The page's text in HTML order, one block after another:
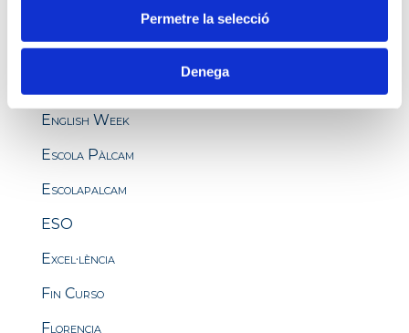
Permetre la selecció
Denega
Cicles Formatius Oficials
Educació
English Week
Escola Pàlcam
Escolapalcam
ESO
Excel·lència
Fin Curso
Florencia